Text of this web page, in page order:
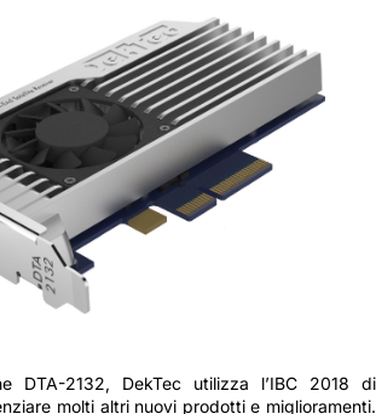
DTA-2132, DekTec utilizza l’IBC 2018 di
molti altri nuovi prodotti e miglioramenti.